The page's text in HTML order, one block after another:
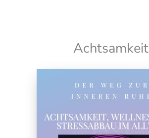
Achtsamkeit